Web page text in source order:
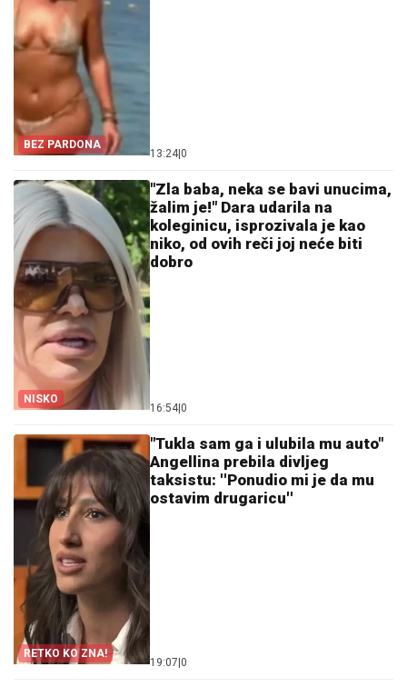
BEZ PARDONA
13:24|0
NISKO
"Zla baba, neka se bavi unucima,
žalim je!" Dara udarila na
koleginicu, isprozivala je kao
niko, od ovih reči joj neće biti
dobro
16:54|0
RETKO KO ZNA!
"Tukla sam ga i ulubila mu auto"
Angellina prebila divljeg
taksistu: ''Ponudio mi je da mu
ostavim drugaricu''
19:07|0